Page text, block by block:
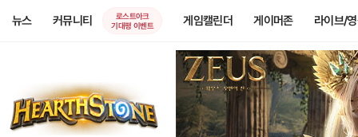
뉴스 커뮤니티
로스트아크
기대평 이벤트
게임캘린더 게이머존 라이브/